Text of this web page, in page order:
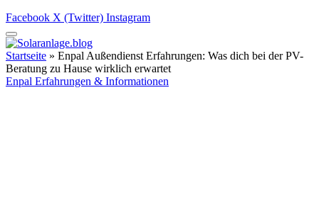
Facebook X (Twitter) Instagram
Startseite » Enpal Außendienst Erfahrungen: Was dich bei der PV-
Beratung zu Hause wirklich erwartet
Enpal Erfahrungen & Informationen